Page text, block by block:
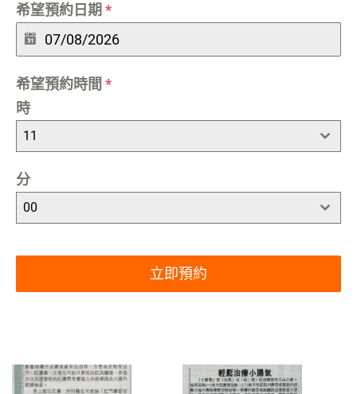
希望預約日期 *
希望預約時間 *
時
11
分
00
立即預約